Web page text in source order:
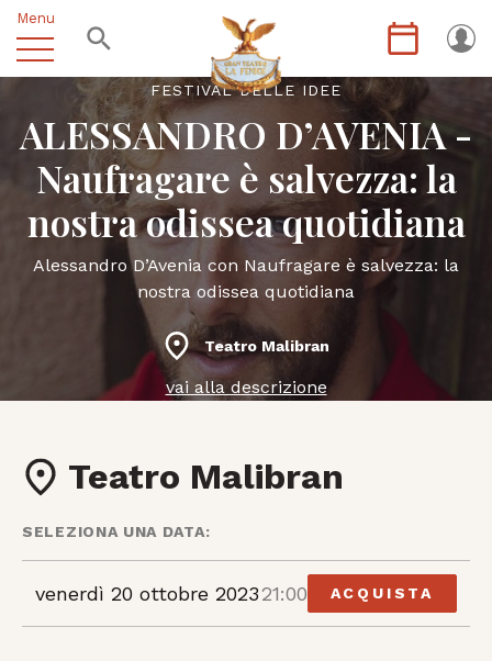
Menu
FESTIVAL DELLE IDEE
ALESSANDRO D’AVENIA -
Naufragare è salvezza: la
nostra odissea quotidiana
Alessandro D’Avenia con Naufragare è salvezza: la
nostra odissea quotidiana
Teatro Malibran
vai alla descrizione
Teatro Malibran
SELEZIONA UNA DATA:
venerdì 20 ottobre 202321:00 ACQUISTA